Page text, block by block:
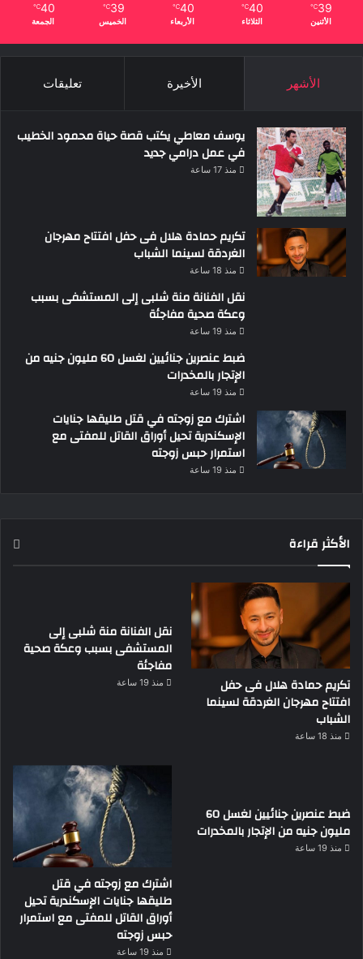
39
℃
الأثنين
40
℃
الثلاثاء
40
℃
الأربعاء
39
℃
الخميس
40
℃
الجمعة
الأشهر الأخيرة تعليقات
يوسف معاطي يكتب قصة حياة محمود الخطيب
في عمل درامي جديد
منذ 17 ساعة
تكريم حمادة هلال فى حفل افتتاح مهرجان
الغردقة لسينما الشباب
منذ 18 ساعة
نقل الفنانة منة شلبى إلى المستشفى بسبب
وعكة صحية مفاجئة
منذ 19 ساعة
ضبط عنصرين جنائيين لغسل 60 مليون جنيه من
الإتجار بالمخدرات
منذ 19 ساعة
اشترك مع زوجته في قتل طليقها جنايات
الإسكندرية تحيل أوراق القاتل للمفتى مع
استمرار حبس زوجته
منذ 19 ساعة
الأكثر قراءة
تكريم حمادة هلال فى حفل
افتتاح مهرجان الغردقة لسينما
الشباب
منذ 18 ساعة
نقل الفنانة منة شلبى إلى
المستشفى بسبب وعكة صحية
مفاجئة
منذ 19 ساعة
ضبط عنصرين جنائيين لغسل 60
مليون جنيه من الإتجار بالمخدرات
منذ 19 ساعة
اشترك مع زوجته في قتل
طليقها جنايات الإسكندرية تحيل
أوراق القاتل للمفتى مع استمرار
حبس زوجته
منذ 19 ساعة